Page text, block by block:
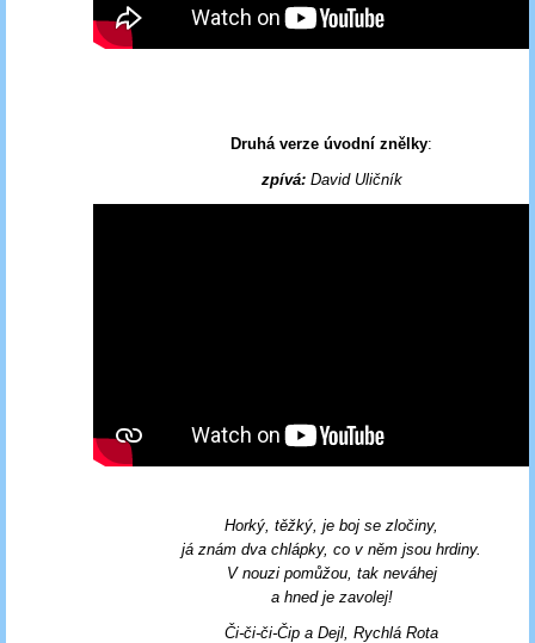
Druhá verze úvodní znělky:
zpívá:David Uličník
Horký, těžký, je boj se zločiny,
já znám dva chlápky, co v něm jsou hrdiny.
V nouzi pomůžou, tak neváhej
a hned je zavolej!
Či-či-či-Čip a Dejl, Rychlá Rota